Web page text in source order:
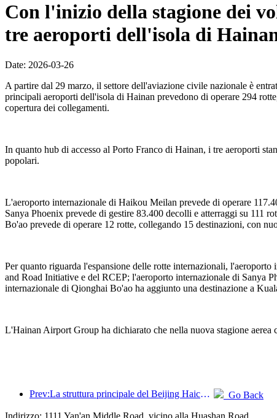
Con l'inizio della stagione dei
tre aeroporti dell'isola di
Date: 2026-03-26
A partire dal 29 marzo, il settore dell'aviazione civile nazionale è
principali aeroporti dell'isola di Hainan prevedono di operare 294
copertura dei collegamenti.
In quanto hub di accesso al Porto Franco di Hainan, i tre aeroporti
popolari.
L'aeroporto internazionale di Haikou Meilan prevede di operare
Sanya Phoenix prevede di gestire 83.400 decolli e atterraggi su 111
Bo'ao prevede di operare 12 rotte, collegando 15 destinazioni, con
Per quanto riguarda l'espansione delle rotte internazionali,
and Road Initiative e del RCEP; l'aeroporto internazionale di Sanya
internazionale di Qionghai Bo'ao ha aggiunto una destinazione a
L'Hainan Airport Group ha dichiarato che nella nuova stagione
Prev:La struttura principale del Beijing Haichang Ocean Park dovrebbe raggiungere la sommità entro la fine dell'anno, con il completamento e l'apertura previsti per il 2027.
Go Back
Indirizzo: 1111 Yan'an Middle Road, vicino alla Huashan Road